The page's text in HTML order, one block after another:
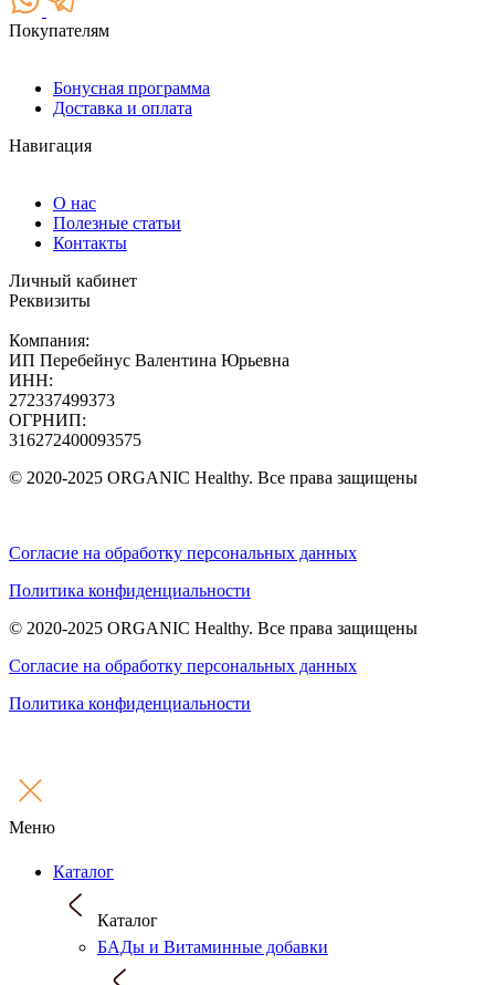
Покупателям
Бонусная программа
Доставка и оплата
Навигация
О нас
Полезные статьи
Контакты
Личный кабинет
Реквизиты
Компания:
ИП Перебейнус Валентина Юрьевна
ИНН:
272337499373
ОГРНИП:
316272400093575
© 2020-2025 ORGANIC Healthy. Все права защищены
Согласие на обработку персональных данных
Политика конфиденциальности
© 2020-2025 ORGANIC Healthy. Все права защищены
Согласие на обработку персональных данных
Политика конфиденциальности
Меню
Каталог
Каталог
БАДы и Витаминные добавки